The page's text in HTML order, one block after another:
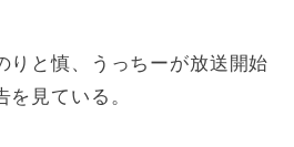
りと慎、うっちーが放送開始
見ている。